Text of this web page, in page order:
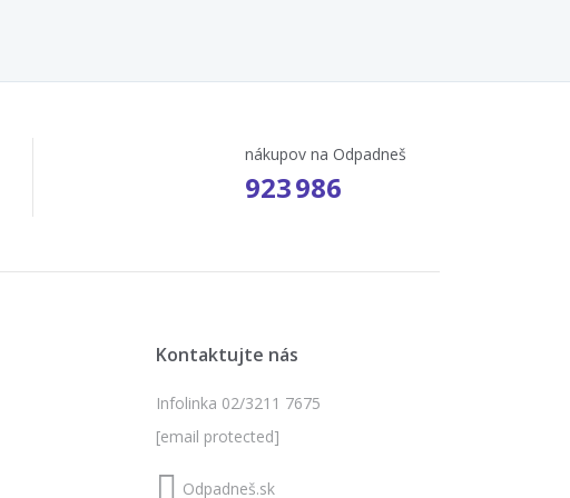
nákupov na Odpadneš
923 986
Kontaktujte nás
Infolinka 02/3211 7675
[email protected]
Odpadneš.sk